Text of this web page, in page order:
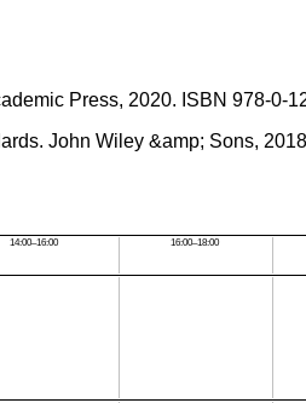
Press, 2020. ISBN 978-0-
John Wiley &amp; Sons,
14:00–16:00 16:00–18:00